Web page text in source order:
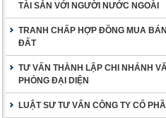
TÀI SẢN VỚI NGƯỜI NƯỚC NGOÀI
TRANH CHẤP HỢP ĐỒNG MUA BÁN
ĐẤT
TƯ VẤN THÀNH LẬP CHI NHÁNH
PHÒNG ĐẠI DIỆN
LUẬT SƯ TƯ VẤN CÔNG TY CỔ